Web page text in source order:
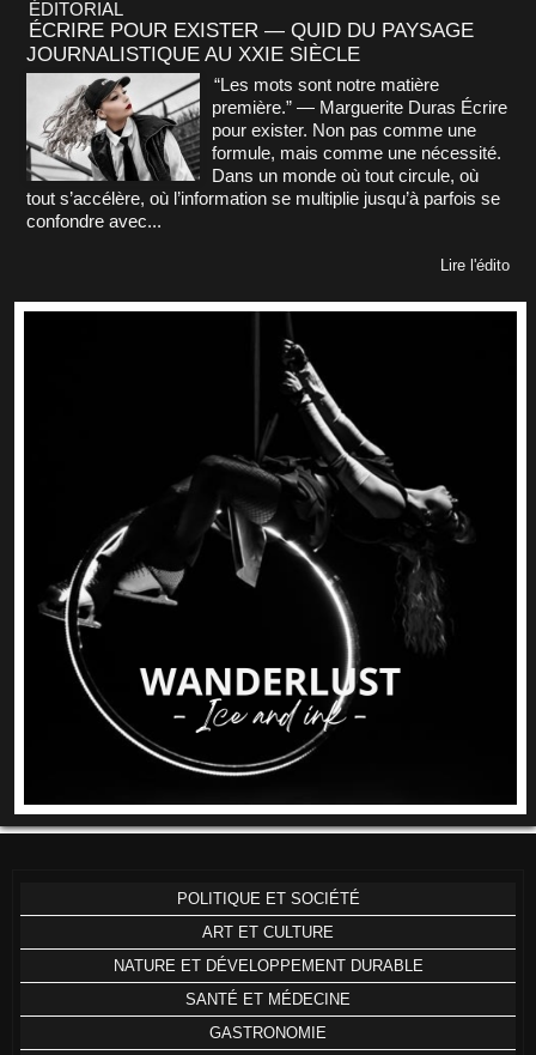
ÉDITORIAL
ÉCRIRE POUR EXISTER — QUID DU PAYSAGE
JOURNALISTIQUE AU XXIE SIÈCLE
“Les mots sont notre matière
première.” — Marguerite Duras Écrire
pour exister. Non pas comme une
formule, mais comme une nécessité.
Dans un monde où tout circule, où
tout s’accélère, où l’information se multiplie jusqu’à parfois se
confondre avec...
Lire l'édito
POLITIQUE ET SOCIÉTÉ
ART ET CULTURE
NATURE ET DÉVELOPPEMENT DURABLE
SANTÉ ET MÉDECINE
GASTRONOMIE